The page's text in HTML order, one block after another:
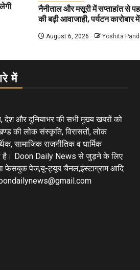
नैनीताल और मसूरी में सप्ताहांत से
की बढ़ी आवाजाही, पर्यटन कारोबार
August 6, 2026 Yoshita
में
देश और दुनियाभर की सभी मुख्य खबरों को
की लोक संस्कृति, विरासतों, लोक
सामाजिक राजनीतिक व धार्मिक
है। Doon Daily News से जुड़ने के लिए
फेसबुक पेज,यू-ट्यूब चैनल,इंस्टाग्राम आदि